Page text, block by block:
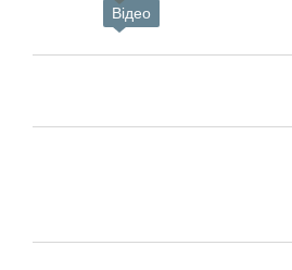
Відео